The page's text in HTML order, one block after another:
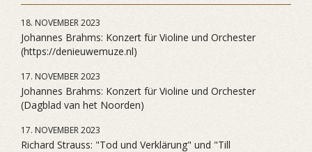
18. NOVEMBER 2023
Johannes Brahms: Konzert für Violine und Orchester
(https://denieuwemuze.nl)
17. NOVEMBER 2023
Johannes Brahms: Konzert für Violine und Orchester
(Dagblad van het Noorden)
17. NOVEMBER 2023
Richard Strauss: "Tod und Verklärung" und "Till